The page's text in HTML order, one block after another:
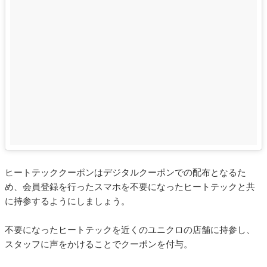
ヒートテッククーポンはデジタルクーポンでの配布となるた
め、会員登録を行ったスマホを不要になったヒートテックと共
に持参するようにしましょう。
不要になったヒートテックを近くのユニクロの店舗に持参し、
スタッフに声をかけることでクーポンを付与。